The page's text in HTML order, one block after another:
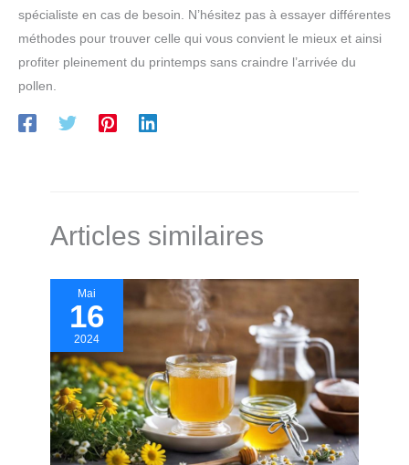
spécialiste en cas de besoin. N’hésitez pas à essayer différentes
méthodes pour trouver celle qui vous convient le mieux et ainsi
profiter pleinement du printemps sans craindre l’arrivée du
pollen.
Articles similaires
Mai
16
2024